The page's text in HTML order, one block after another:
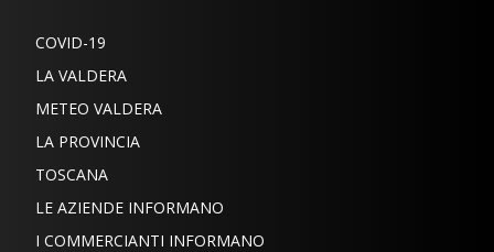
COVID-19
LA VALDERA
METEO VALDERA
LA PROVINCIA
TOSCANA
LE AZIENDE INFORMANO
I COMMERCIANTI INFORMANO